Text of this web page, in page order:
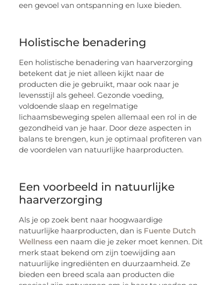
een gevoel van ontspanning en luxe bieden.
Holistische benadering
Een holistische benadering van haarverzorging
betekent dat je niet alleen kijkt naar de
producten die je gebruikt, maar ook naar je
levensstijl als geheel. Gezonde voeding,
voldoende slaap en regelmatige
lichaamsbeweging spelen allemaal een rol in de
gezondheid van je haar. Door deze aspecten in
balans te brengen, kun je optimaal profiteren van
de voordelen van natuurlijke haarproducten.
Een voorbeeld in natuurlijke
haarverzorging
Als je op zoek bent naar hoogwaardige
natuurlijke haarproducten, dan is Fuente Dutch
Wellness een naam die je zeker moet kennen. Dit
merk staat bekend om zijn toewijding aan
natuurlijke ingrediënten en duurzaamheid. Ze
bieden een breed scala aan producten die